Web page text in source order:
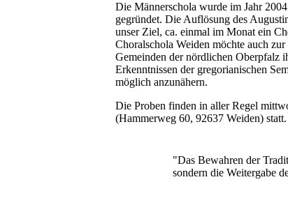
Die Männerschola wurde im Jahr
gegründet. Die Auflösung des
unser Ziel, ca. einmal im Monat ein
Choralschola Weiden möchte auch
Gemeinden der nördlichen Oberpfalz
Erkenntnissen der gregorianischen
möglich anzunähern.
Die Proben finden in aller Regel
(Hammerweg 60, 92637 Weiden) statt.
"Das Bewahren der
sondern die Weitergabe